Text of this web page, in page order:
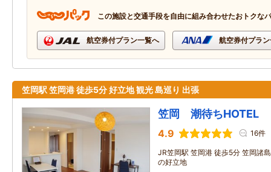
この施設と交通手段を自由に組み合わせたおトクな
航空券付プラン一覧へ 航空券付プラ
笠岡駅 笠岡港 徒歩5分 好立地 観光 島巡り 出張
笠岡 潮待ちHOTEL
4.9 16件
JR笠岡駅 笠岡港 徒歩5分 笠岡諸
の好立地